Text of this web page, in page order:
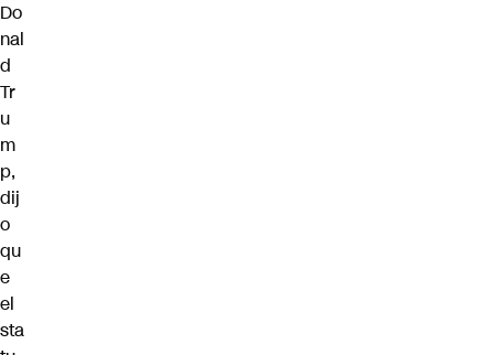
Do
nal
d
Tr
u
m
p,
dij
o
qu
e
el
sta